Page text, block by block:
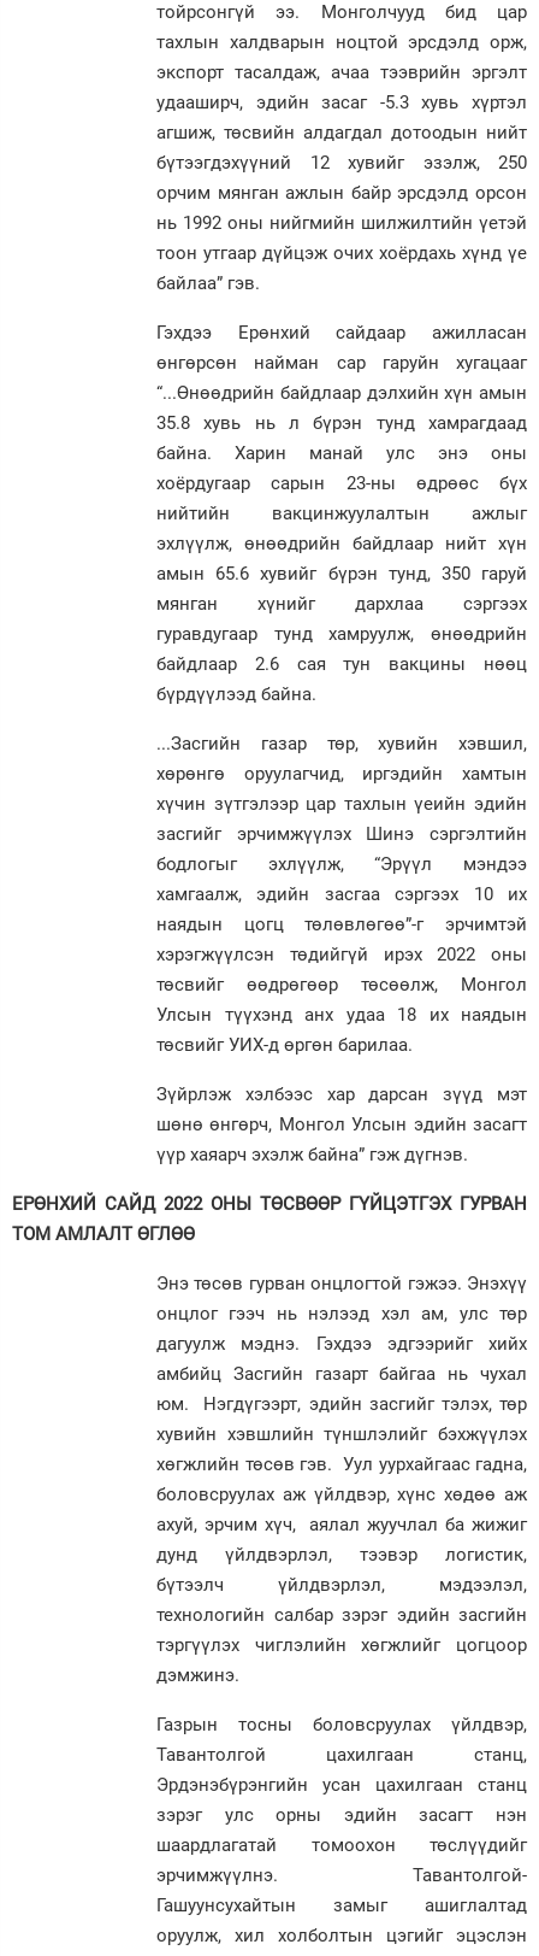
тойрсонгүй ээ. Монголчууд бид цар
тахлын халдварын ноцтой эрсдэлд орж,
экспорт тасалдаж, ачаа тээврийн эргэлт
удааширч, эдийн засаг -5.3 хувь хүртэл
агшиж, төсвийн алдагдал дотоодын нийт
бүтээгдэхүүний 12 хувийг эзэлж, 250
орчим мянган ажлын байр эрсдэлд орсон
нь 1992 оны нийгмийн шилжилтийн үетэй
тоон утгаар дүйцэж очих хоёрдахь хүнд үе
байлаа” гэв.
Гэхдээ Ерөнхий сайдаар ажилласан
өнгөрсөн найман сар гаруйн хугацааг
“...Өнөөдрийн байдлаар дэлхийн хүн амын
35.8 хувь нь л бүрэн тунд хамрагдаад
байна. Харин манай улс энэ оны
хоёрдугаар сарын 23-ны өдрөөс бүх
нийтийн вакцинжуулалтын ажлыг
эхлүүлж, өнөөдрийн байдлаар нийт хүн
амын 65.6 хувийг бүрэн тунд, 350 гаруй
мянган хүнийг дархлаа сэргээх
гуравдугаар тунд хамруулж, өнөөдрийн
байдлаар 2.6 сая тун вакцины нөөц
бүрдүүлээд байна.
...Засгийн газар төр, хувийн хэвшил,
хөрөнгө оруулагчид, иргэдийн хамтын
хүчин зүтгэлээр цар тахлын үеийн эдийн
засгийг эрчимжүүлэх Шинэ сэргэлтийн
бодлогыг эхлүүлж, “Эрүүл мэндээ
хамгаалж, эдийн засгаа сэргээх 10 их
наядын цогц төлөвлөгөө”-г эрчимтэй
хэрэгжүүлсэн төдийгүй ирэх 2022 оны
төсвийг өөдрөгөөр төсөөлж, Монгол
Улсын түүхэнд анх удаа 18 их наядын
төсвийг УИХ-д өргөн барилаа.
Зүйрлэж хэлбээс хар дарсан зүүд мэт
шөнө өнгөрч, Монгол Улсын эдийн засагт
үүр хаяарч эхэлж байна” гэж дүгнэв.
ЕРӨНХИЙ САЙД 2022 ОНЫ ТӨСВӨӨР ГҮЙЦЭТГЭХ ГУРВАН
ТОМ АМЛАЛТ ӨГЛӨӨ
Энэ төсөв гурван онцлогтой гэжээ. Энэхүү
онцлог гээч нь нэлээд хэл ам, улс төр
дагуулж мэднэ. Гэхдээ эдгээрийг хийх
амбийц Засгийн газарт байгаа нь чухал
юм. Нэгдүгээрт, эдийн засгийг тэлэх, төр
хувийн хэвшлийн түншлэлийг бэхжүүлэх
хөгжлийн төсөв гэв. Уул уурхайгаас гадна,
боловсруулах аж үйлдвэр, хүнс хөдөө аж
ахуй, эрчим хүч, аялал жуучлал ба жижиг
дунд үйлдвэрлэл, тээвэр логистик,
бүтээлч үйлдвэрлэл, мэдээлэл,
технологийн салбар зэрэг эдийн засгийн
тэргүүлэх чиглэлийн хөгжлийг цогцоор
дэмжинэ.
Газрын тосны боловсруулах үйлдвэр,
Тавантолгой цахилгаан станц,
Эрдэнэбүрэнгийн усан цахилгаан станц
зэрэг улс орны эдийн засагт нэн
шаардлагатай томоохон төслүүдийг
эрчимжүүлнэ. Тавантолгой-
Гашуунсухайтын замыг ашиглалтад
оруулж, хил холболтын цэгийг эцэслэн